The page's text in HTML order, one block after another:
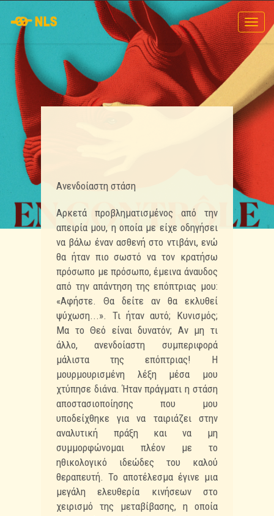
Ανενδοίαστη στάση
Αρκετά προβληματισμένος από την
απειρία μου, η οποία με είχε οδηγήσει
να βάλω έναν ασθενή στο ντιβάνι, ενώ
θα ήταν πιο σωστό να τον κρατήσω
πρόσωπο με πρόσωπο, έμεινα άναυδος
από την απάντηση της επόπτριας μου:
«Αφήστε. Θα δείτε αν θα εκλυθεί
ψύχωση...». Τι ήταν αυτό; Κυνισμός;
Μα το Θεό είναι δυνατόν; Αν μη τι
άλλο, ανενδοίαστη συμπεριφορά
μάλιστα της επόπτριας! Η
μουρμουρισμένη λέξη μέσα μου
χτύπησε διάνα. Ήταν πράγματι η στάση
αποστασιοποίησης που μου
υποδείχθηκε για να ταιριάζει στην
αναλυτική πράξη και να μη
συμμορφώνομαι πλέον με το
ηθικολογικό ιδεώδες του καλού
θεραπευτή. Το αποτέλεσμα έγινε μια
μεγάλη ελευθερία κινήσεων στο
χειρισμό της μεταβίβασης, η οποία